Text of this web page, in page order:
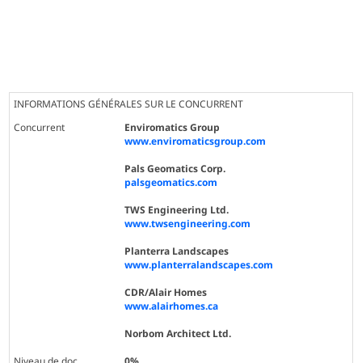
INFORMATIONS GÉNÉRALES SUR LE CONCURRENT
Concurrent
Enviromatics Group
www.enviromaticsgroup.com
Pals Geomatics Corp.
palsgeomatics.com
TWS Engineering Ltd.
www.twsengineering.com
Planterra Landscapes
www.planterralandscapes.com
CDR/Alair Homes
www.alairhomes.ca
Norbom Architect Ltd.